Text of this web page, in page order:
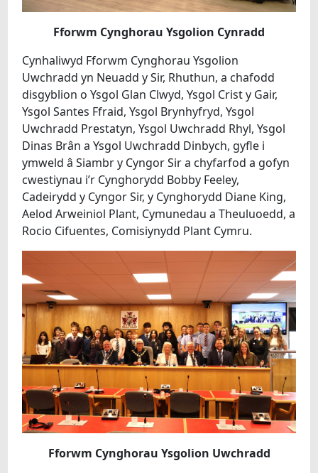
Fforwm Cynghorau Ysgolion Cynradd
Cynhaliwyd Fforwm Cynghorau Ysgolion
Uwchradd yn Neuadd y Sir, Rhuthun, a chafodd
disgyblion o Ysgol Glan Clwyd, Ysgol Crist y Gair,
Ysgol Santes Ffraid, Ysgol Brynhyfryd, Ysgol
Uwchradd Prestatyn, Ysgol Uwchradd Rhyl, Ysgol
Dinas Brân a Ysgol Uwchradd Dinbych, gyfle i
ymweld â Siambr y Cyngor Sir a chyfarfod a gofyn
cwestiynau i’r Cynghorydd Bobby Feeley,
Cadeirydd y Cyngor Sir, y Cynghorydd Diane King,
Aelod Arweiniol Plant, Cymunedau a Theuluoedd, a
Rocio Cifuentes, Comisiynydd Plant Cymru.
Fforwm Cynghorau Ysgolion Uwchradd